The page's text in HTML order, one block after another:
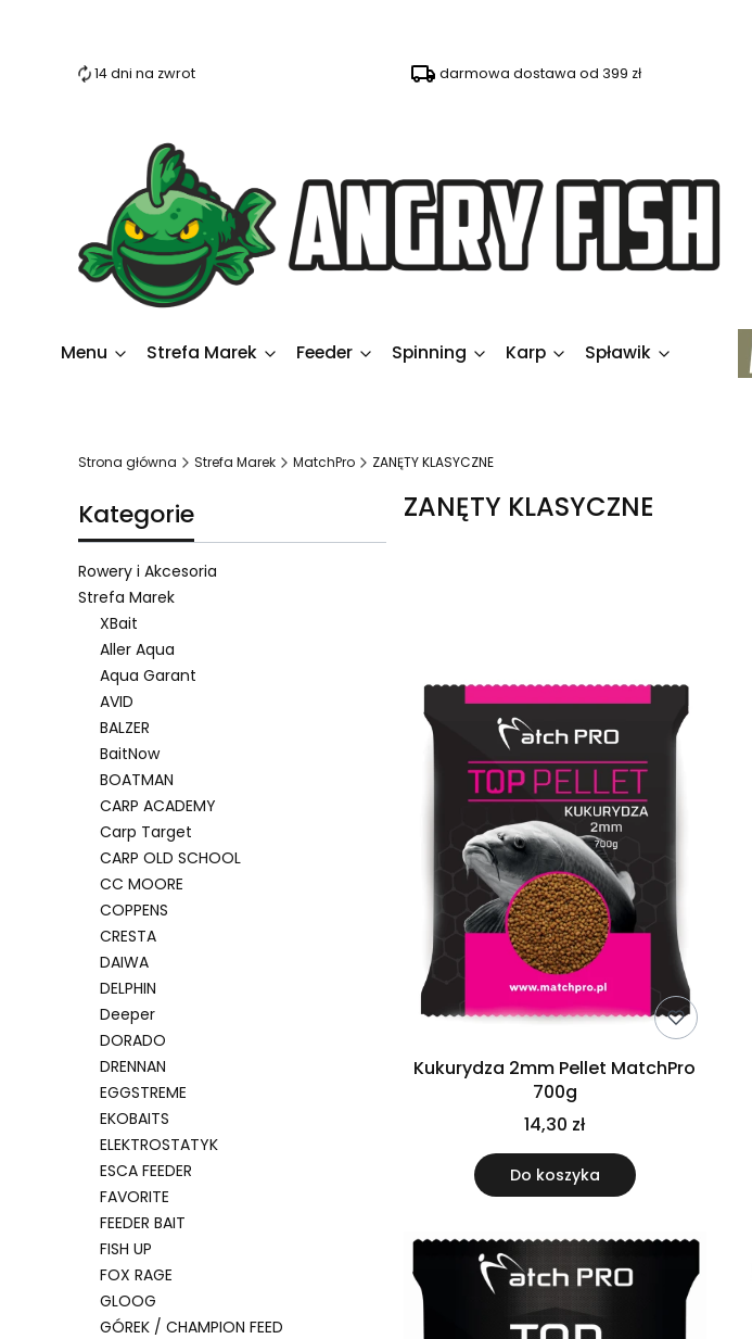
14 dni na zwrot darmowa dostawa od 399 zł
Menu Strefa Marek Feeder Spinning Karp Spławik
Strona główna Strefa Marek MatchPro ZANĘTY KLASYCZNE
Kategorie
Rowery i Akcesoria
Strefa Marek
XBait
Aller Aqua
Aqua Garant
AVID
BALZER
BaitNow
BOATMAN
CARP ACADEMY
Carp Target
CARP OLD SCHOOL
CC MOORE
COPPENS
CRESTA
DAIWA
DELPHIN
Deeper
DORADO
DRENNAN
EGGSTREME
EKOBAITS
ELEKTROSTATYK
ESCA FEEDER
FAVORITE
FEEDER BAIT
FISH UP
FOX RAGE
GLOOG
GÓREK / CHAMPION FEED
ZANĘTY KLASYCZNE
Kukurydza 2mm Pellet MatchPro
700g
14,30 zł
Do koszyka